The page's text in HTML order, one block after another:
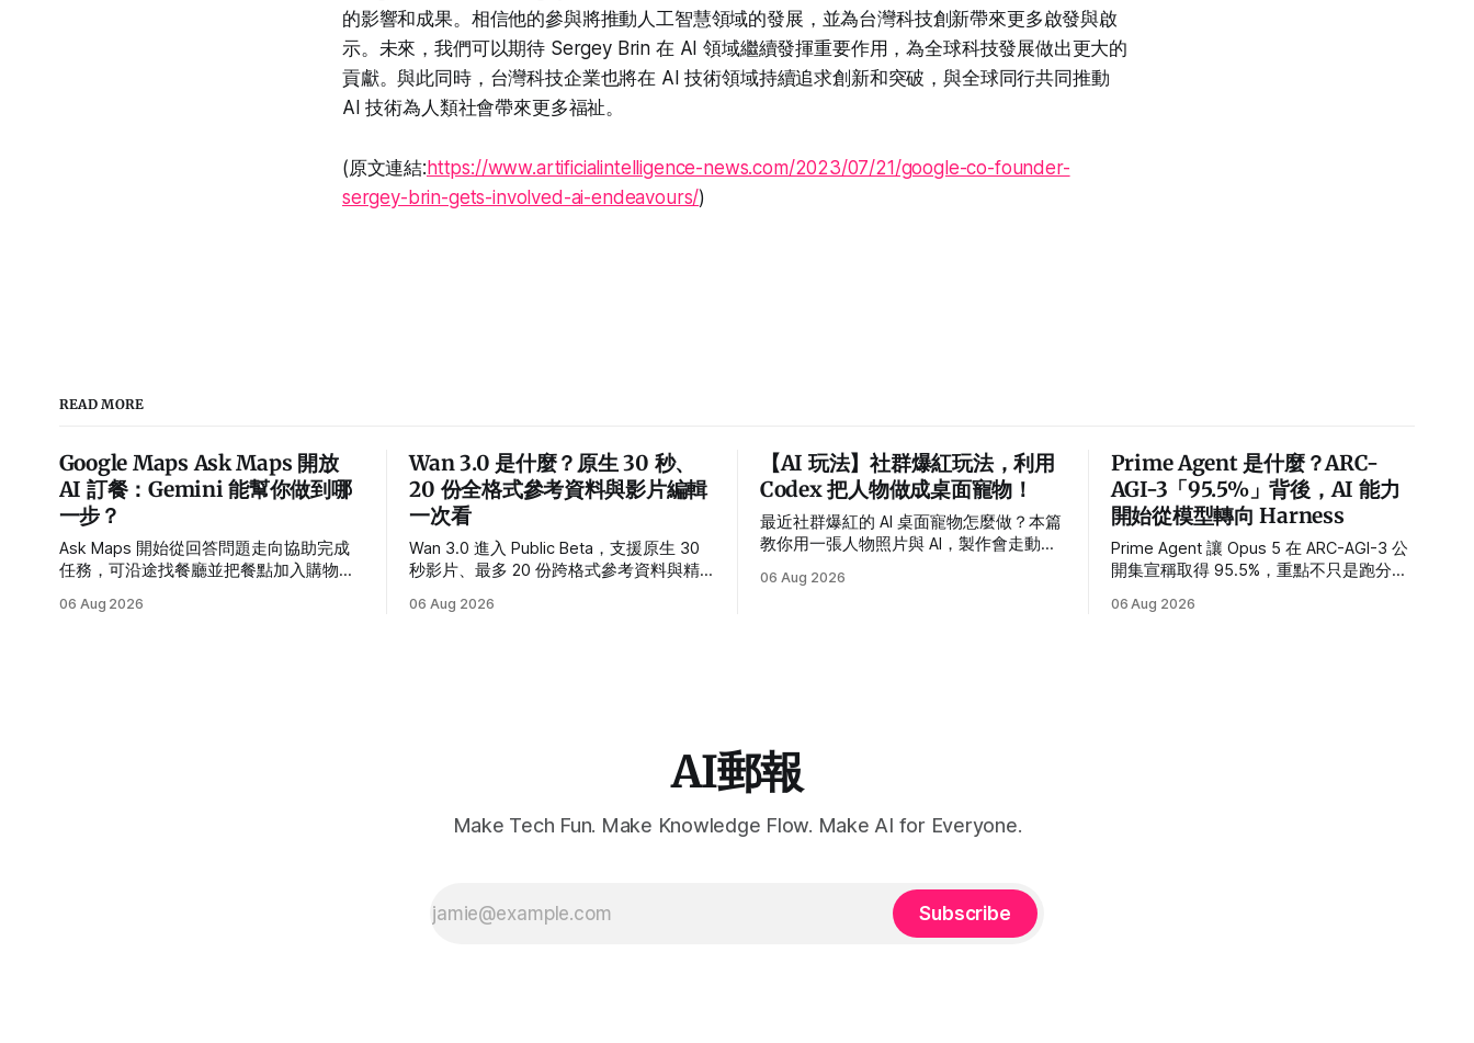
的影響和成果。相信他的參與將推動人工智慧領域的發展，並為台灣科技創新帶來更多啟發與啟
示。未來，我們可以期待 Sergey Brin 在 AI 領域繼續發揮重要作用，為全球科技發展做出更大的
貢獻。與此同時，台灣科技企業也將在 AI 技術領域持續追求創新和突破，與全球同行共同推動
AI 技術為人類社會帶來更多福祉。
(原文連結:https://www.artificialintelligence-news.com/2023/07/21/google-co-founder-
sergey-brin-gets-involved-ai-endeavours/)
READ MORE
Google Maps Ask Maps 開放
AI 訂餐：Gemini 能幫你做到哪
一步？
Ask Maps 開始從回答問題走向協助完成
任務，可沿途找餐廳並把餐點加入購物
合作夥伴與隱私設定。
06 Aug 2026
Wan 3.0 是什麼？原生 30 秒、
20 份全格式參考資料與影片編輯
一次看
Wan 3.0 進入 Public Beta，支援原生 30
秒影片、最多 20 份跨格式參考資料與精
製作流程。
06 Aug 2026
【AI 玩法】社群爆紅玩法，利用
Codex 把人物做成桌面寵物！
最近社群爆紅的 AI 桌面寵物怎麼做？本篇
教你用一張人物照片與 AI，製作會走動、
並提供繁體中文指令、需求設定方式與常
06 Aug 2026
Prime Agent 是什麼？ARC-
AGI-3「95.5%」背後，AI 能力
開始從模型轉向 Harness
Prime Agent 讓 Opus 5 在 ARC-AGI-3 公
開集宣稱取得 95.5%，重點不只是跑分，
多 Agent 與自我改進能力。
06 Aug 2026
AI郵報
Make Tech Fun. Make Knowledge Flow. Make AI for Everyone.
Subscribe